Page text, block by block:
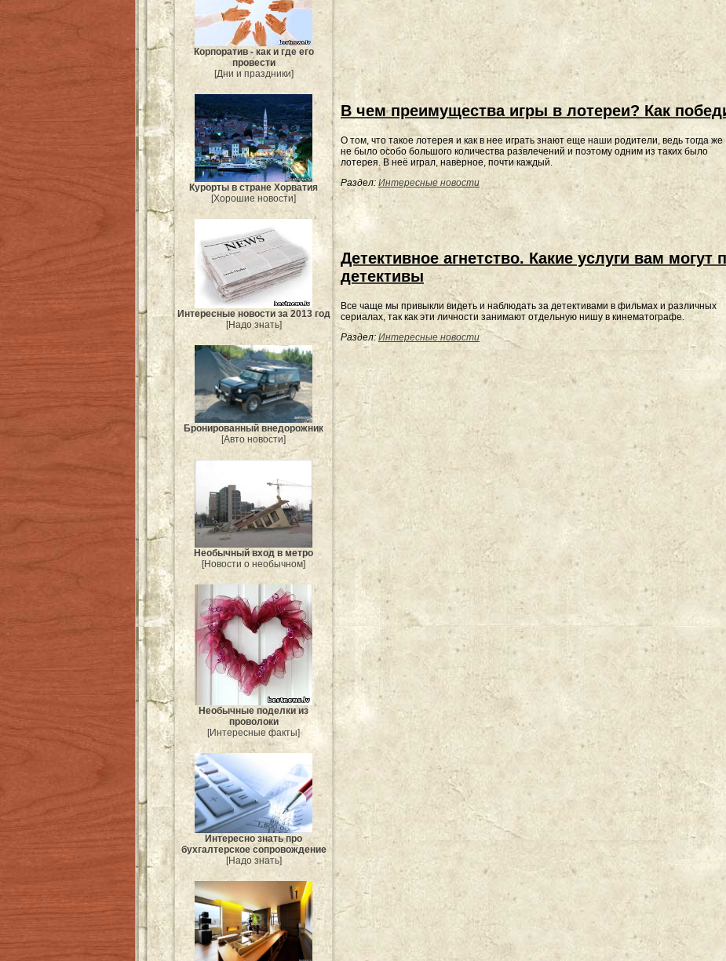
Корпоратив - как и где его
провести
[Дни и праздники]
Курорты в стране Хорватия
[Хорошие новости]
Интересные новости за 2013 год
[Надо знать]
Бронированный внедорожник
[Авто новости]
Необычный вход в метро
[Новости о необычном]
Необычные поделки из
проволоки
[Интересные факты]
Интересно знать про
бухгалтерское сопровождение
[Надо знать]
В чем преимущества игры в лотереи? Как
О том, что такое лотерея и как в нее играть знают еще наши родители, ведь тогда же
не было особо большого количества развлечений и поэтому одним из таких было
лотерея. В неё играл, наверное, почти каждый.
Раздел: Интересные новости
Детективное агнетство. Какие услуги вам могут
детективы
Все чаще мы привыкли видеть и наблюдать за детективами в фильмах и различных
сериалах, так как эти личности занимают отдельную нишу в кинематографе.
Раздел: Интересные новости